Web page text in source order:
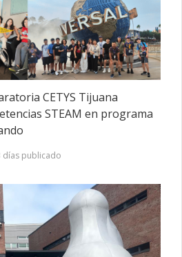
CETYS Tijuana
STEAM en programa
días publicado